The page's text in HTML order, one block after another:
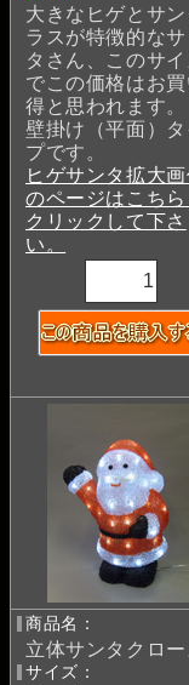
大きなヒゲとサ
ラスが特徴的な
タさん、このサ
でこの価格はお
得と思われます。
壁掛け（平面）
プです。
ヒゲサンタ 拡大
のページはこち
クリックして下さ
い。
商品名：
立体サンタクロ
サイズ：